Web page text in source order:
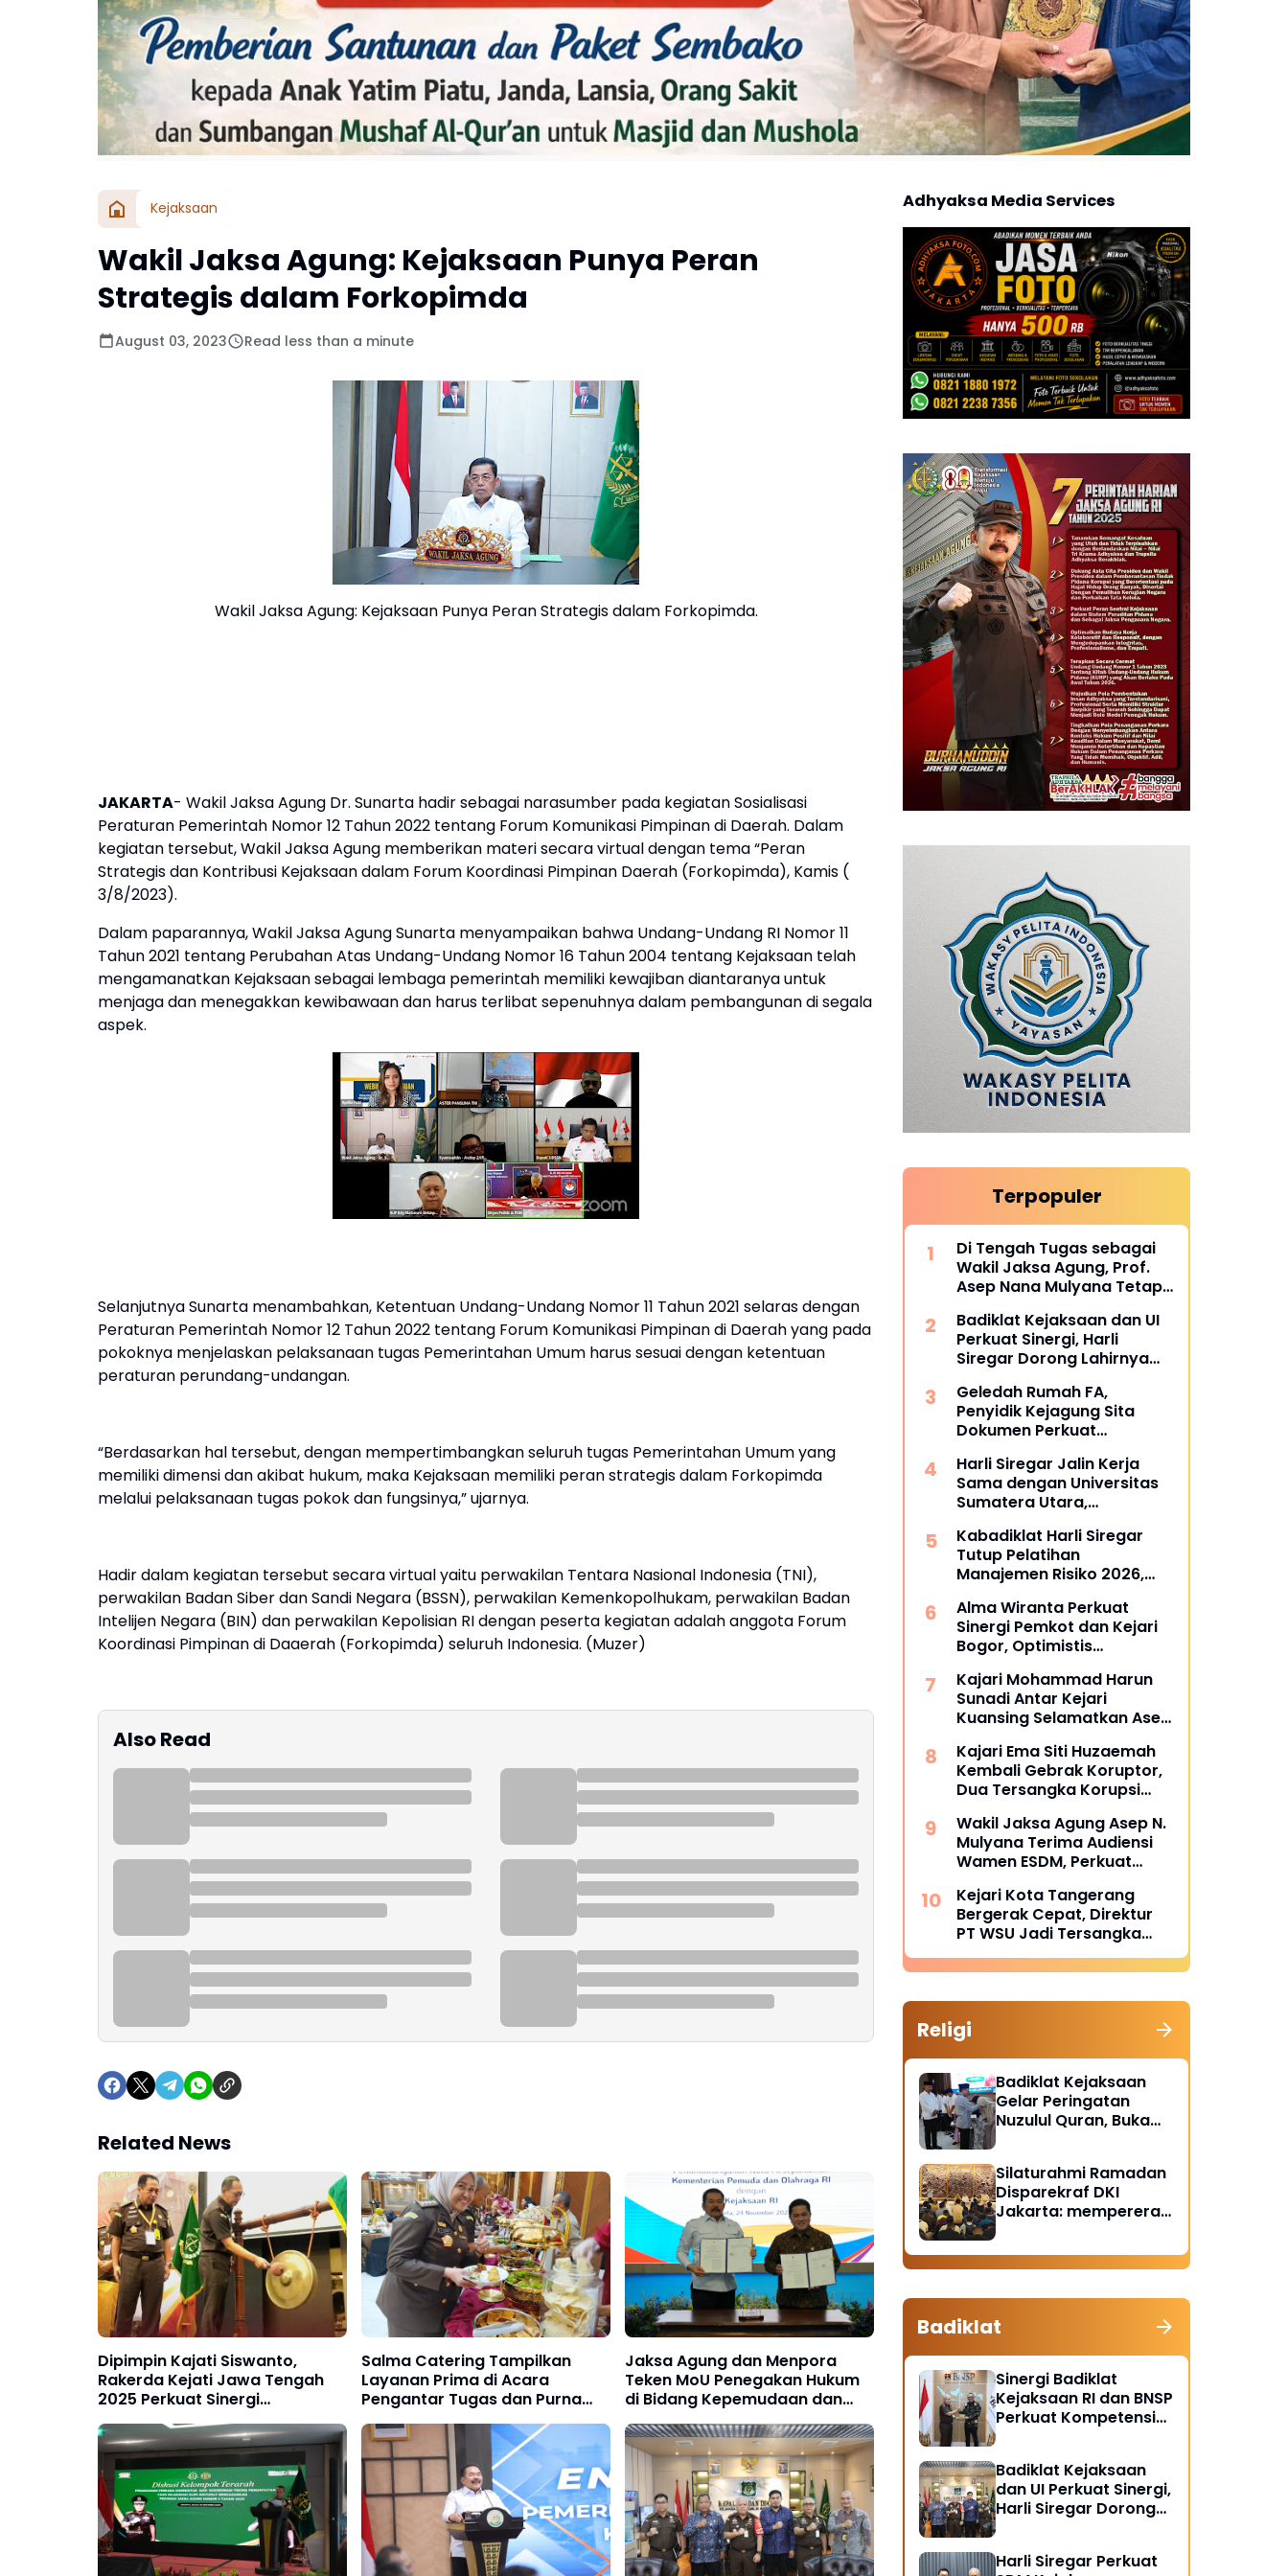
Kejaksaan
Wakil Jaksa Agung: Kejaksaan Punya Peran
Strategis dalam Forkopimda
August 03, 2023 Read less than a minute
Wakil Jaksa Agung: Kejaksaan Punya Peran Strategis dalam Forkopimda.
JAKARTA- Wakil Jaksa Agung Dr. Sunarta hadir sebagai narasumber pada kegiatan Sosialisasi
Peraturan Pemerintah Nomor 12 Tahun 2022 tentang Forum Komunikasi Pimpinan di Daerah. Dalam
kegiatan tersebut, Wakil Jaksa Agung memberikan materi secara virtual dengan tema “Peran
Strategis dan Kontribusi Kejaksaan dalam Forum Koordinasi Pimpinan Daerah (Forkopimda), Kamis (
3/8/2023).
Dalam paparannya, Wakil Jaksa Agung Sunarta menyampaikan bahwa Undang-Undang RI Nomor 11
Tahun 2021 tentang Perubahan Atas Undang-Undang Nomor 16 Tahun 2004 tentang Kejaksaan telah
mengamanatkan Kejaksaan sebagai lembaga pemerintah memiliki kewajiban diantaranya untuk
menjaga dan menegakkan kewibawaan dan harus terlibat sepenuhnya dalam pembangunan di segala
aspek.
Selanjutnya Sunarta menambahkan, Ketentuan Undang-Undang Nomor 11 Tahun 2021 selaras dengan
Peraturan Pemerintah Nomor 12 Tahun 2022 tentang Forum Komunikasi Pimpinan di Daerah yang pada
pokoknya menjelaskan pelaksanaan tugas Pemerintahan Umum harus sesuai dengan ketentuan
peraturan perundang-undangan.
“Berdasarkan hal tersebut, dengan mempertimbangkan seluruh tugas Pemerintahan Umum yang
memiliki dimensi dan akibat hukum, maka Kejaksaan memiliki peran strategis dalam Forkopimda
melalui pelaksanaan tugas pokok dan fungsinya,” ujarnya.
Hadir dalam kegiatan tersebut secara virtual yaitu perwakilan Tentara Nasional Indonesia (TNI),
perwakilan Badan Siber dan Sandi Negara (BSSN), perwakilan Kemenkopolhukam, perwakilan Badan
Intelijen Negara (BIN) dan perwakilan Kepolisian RI dengan peserta kegiatan adalah anggota Forum
Koordinasi Pimpinan di Daaerah (Forkopimda) seluruh Indonesia. (Muzer)
Also Read
Related News
Dipimpin Kajati Siswanto,
Rakerda Kejati Jawa Tengah
2025 Perkuat Sinergi
Penegakan Hukum
Salma Catering Tampilkan
Layanan Prima di Acara
Pengantar Tugas dan Purna
Bhakti Adhyaksa Badiklat
Kejaksaan RI
Jaksa Agung dan Menpora
Teken MoU Penegakan Hukum
di Bidang Kepemudaan dan
Keolahragaan
Adhyaksa Media Services
Terpopuler
Di Tengah Tugas sebagai
Wakil Jaksa Agung, Prof.
Asep Nana Mulyana Tetap
Akademik sebagai Penguji
Promosi Doktor Unpad
Badiklat Kejaksaan dan UI
Perkuat Sinergi, Harli
Siregar Dorong Lahirnya
Kejaksaan
Geledah Rumah FA,
Penyidik Kejagung Sita
Dokumen Perkuat
Harli Siregar Jalin Kerja
Sama dengan Universitas
Sumatera Utara,
Universitas Hasanuddin,
Buka Peluang Pegawai
Kejaksaan RI Tempuh
Pendidikan Doktor (S3)
Hukum
Kabadiklat Harli Siregar
Tutup Pelatihan
Manajemen Risiko 2026,
Agen Perubahan di Seluruh
Satker Kejaksaan
Alma Wiranta Perkuat
Sinergi Pemkot dan Kejari
Bogor, Optimistis
Perdata Tanpa Rugikan
Daerah
Kajari Mohammad Harun
Sunadi Antar Kejari
Kuansing Selamatkan Aset
Rp74,97 Miliar
Kajari Ema Siti Huzaemah
Kembali Gebrak Koruptor,
Dua Tersangka Korupsi
Langsung Dijebloskan ke
Penjara
Wakil Jaksa Agung Asep N.
Mulyana Terima Audiensi
Wamen ESDM, Perkuat
Sektor Energi Nasional
Kejari Kota Tangerang
Bergerak Cepat, Direktur
PT WSU Jadi Tersangka
Kasus Dugaan Korupsi
Operasional Boeing 737-
Religi
Badiklat Kejaksaan
Gelar Peringatan
Nuzulul Quran, Buka
Piatu
Silaturahmi Ramadan
Disparekraf DKI
Jakarta: mempererat
soliditas
Badiklat
Sinergi Badiklat
Kejaksaan RI dan BNSP
Perkuat Kompetensi
Badiklat Kejaksaan
dan UI Perkuat Sinergi,
Harli Siregar Dorong
Harli Siregar Perkuat